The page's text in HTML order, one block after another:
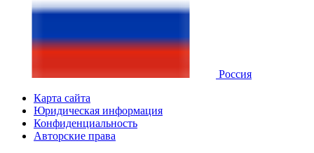
Россия
Карта сайта
Юридическая информация
Конфиденциальность
Авторские права